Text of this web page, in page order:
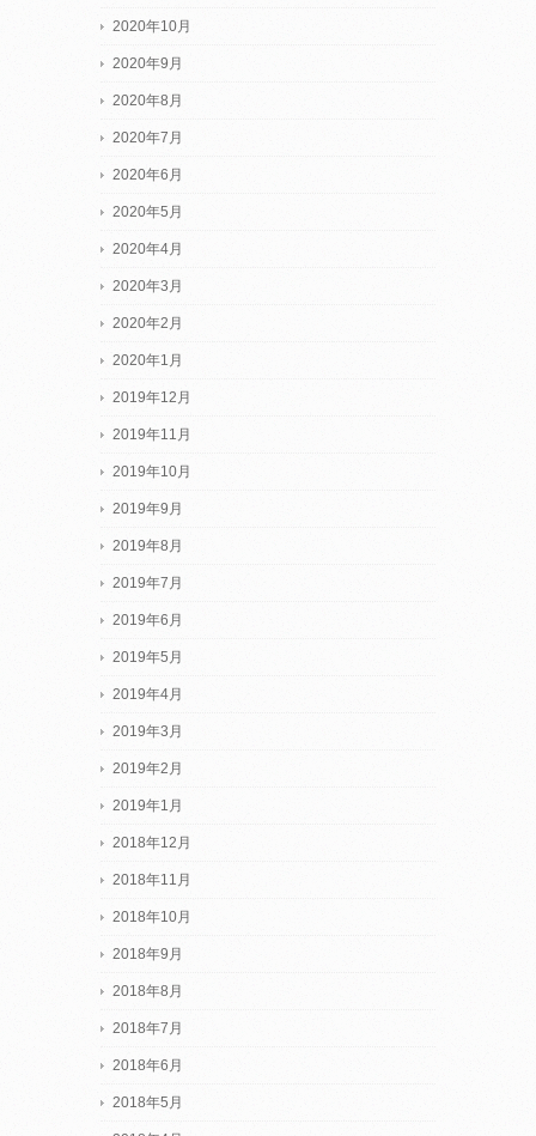
2020年10月
2020年9月
2020年8月
2020年7月
2020年6月
2020年5月
2020年4月
2020年3月
2020年2月
2020年1月
2019年12月
2019年11月
2019年10月
2019年9月
2019年8月
2019年7月
2019年6月
2019年5月
2019年4月
2019年3月
2019年2月
2019年1月
2018年12月
2018年11月
2018年10月
2018年9月
2018年8月
2018年7月
2018年6月
2018年5月